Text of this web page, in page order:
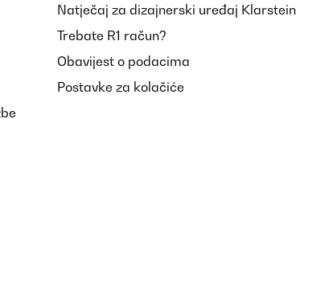
Natječaj za dizajnerski uređaj Klarstein
Trebate R1 račun?
Obavijest o podacima
Postavke za kolačiće